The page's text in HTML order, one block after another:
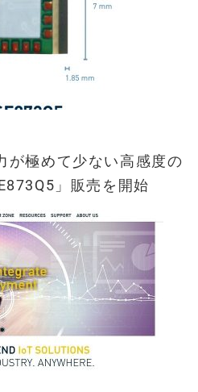
が極めて少ない高感度の
」販売を開始